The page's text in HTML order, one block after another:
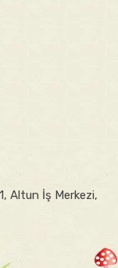
Altun İş Merkezi,